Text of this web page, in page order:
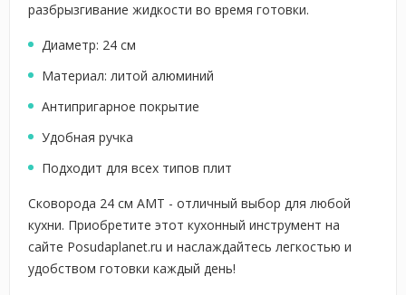
разбрызгивание жидкости во время готовки.
Диаметр: 24 см
Материал: литой алюминий
Антипригарное покрытие
Удобная ручка
Подходит для всех типов плит
Сковорода 24 см AMT - отличный выбор для любой
кухни. Приобретите этот кухонный инструмент на
сайте Posudaplanet.ru и наслаждайтесь легкостью и
удобством готовки каждый день!